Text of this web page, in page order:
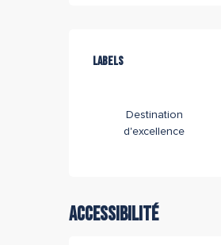
Offres de
Labels
Labels
Destination
d'excellence
Accessibilité